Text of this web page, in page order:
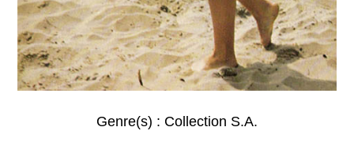
Genre(s) : Collection S.A.